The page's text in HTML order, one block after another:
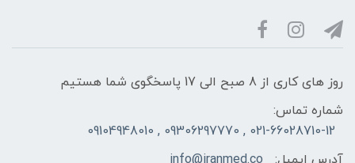
روز های کاری از 8 صبح الی 17 پاسخگوی شما هستیم
شماره تماس:
021-66028710-12 , 09306297770 , 09104948010